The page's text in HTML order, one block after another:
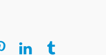
Compartir en Linkedin Compartir en Tumblr